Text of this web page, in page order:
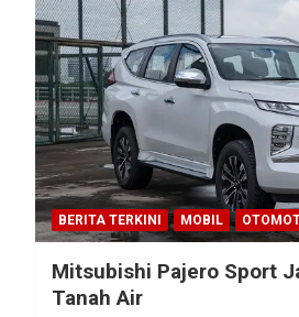
BERITA TERKINI MOBIL
Mitsubishi Pajero Sport
Tanah Air